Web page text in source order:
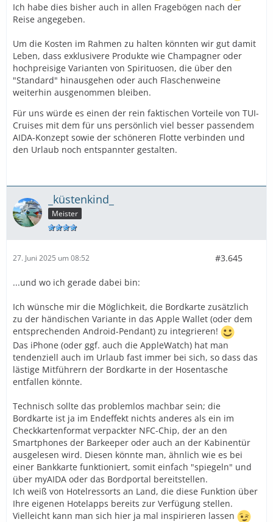
Ich habe dies bisher auch in allen Fragebögen nach der
Reise angegeben.
Um die Kosten im Rahmen zu halten könnten wir gut damit
Leben, dass exklusivere Produkte wie Champagner oder
hochpreisige Varianten von Spirituosen, die über den
"Standard" hinausgehen oder auch Flaschenweine
weiterhin ausgenommen bleiben.
Für uns würde es einen der rein faktischen Vorteile von TUI-
Cruises mit dem für uns persönlich viel besser passendem
AIDA-Konzept sowie der schöneren Flotte verbinden und
den Urlaub noch entspannter gestalten.
_küstenkind_
Meister
27. Juni 2025 um 08:52 #3.645
...und wo ich gerade dabei bin:
Ich wünsche mir die Möglichkeit, die Bordkarte zusätzlich
zu der händischen Variante in das Apple Wallet (oder dem
entsprechenden Android-Pendant) zu integrieren!
Das iPhone (oder ggf. auch die AppleWatch) hat man
tendenziell auch im Urlaub fast immer bei sich, so dass das
lästige Mitführern der Bordkarte in der Hosentasche
entfallen könnte.
Technisch sollte das problemlos machbar sein; die
Bordkarte ist ja im Endeffekt nichts anderes als ein im
Checkkartenformat verpackter NFC-Chip, der an den
Smartphones der Barkeeper oder auch an der Kabinentür
ausgelesen wird. Diesen könnte man, ähnlich wie es bei
einer Bankkarte funktioniert, somit einfach "spiegeln" und
über myAIDA oder das Bordportal bereitstellen.
Ich weiß von Hotelressorts an Land, die diese Funktion über
Ihre eigenen Hotelapps bereits zur Verfügung stellen.
Vielleicht kann man sich hier ja mal inspirieren lassen